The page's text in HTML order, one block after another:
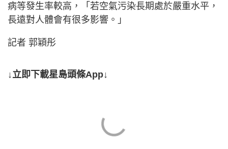
病等發生率較高，「若空氣污染長期處於嚴重水平，
長遠對人體會有很多影響。」
記者 郭穎彤
↓立即下載星島頭條App↓